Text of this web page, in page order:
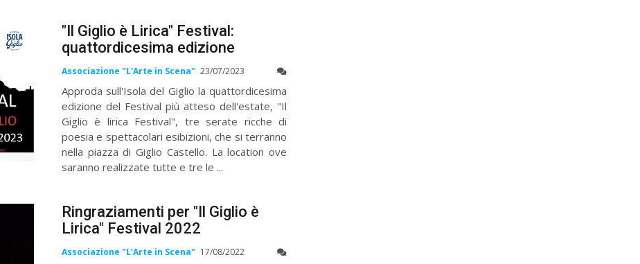
"Il Giglio è Lirica" Festival:
quattordicesima edizione
Associazione "L'Arte in Scena" 23/07/2023
Approda sull'Isola del Giglio la quattordicesima
edizione del Festival più atteso dell'estate, "Il
Giglio è lirica Festival", tre serate ricche di
poesia e spettacolari esibizioni, che si terranno
nella piazza di Giglio Castello. La location ove
saranno realizzate tutte e tre le ...
Ringraziamenti per "Il Giglio è
Lirica" Festival 2022
Associazione "L'Arte in Scena" 17/08/2022